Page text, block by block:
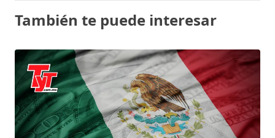
También te puede interesar